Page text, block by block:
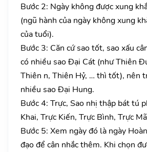
Bước 2: Ngày không được xung
(ngũ hành của ngày không xung
của tuổi).
Bước 3: Căn cứ sao tốt, sao xấu
có nhiều sao Đại Cát (như Thiên
Thiên n, Thiên Hỷ, … thì tốt), nên
nhiều sao Đại Hung.
Bước 4: Trực, Sao nhị thập bát tú
Khai, Trực Kiến, Trực Bình, Trực
Bước 5: Xem ngày đó là ngày
đạo để cân nhắc thêm. Khi chọn